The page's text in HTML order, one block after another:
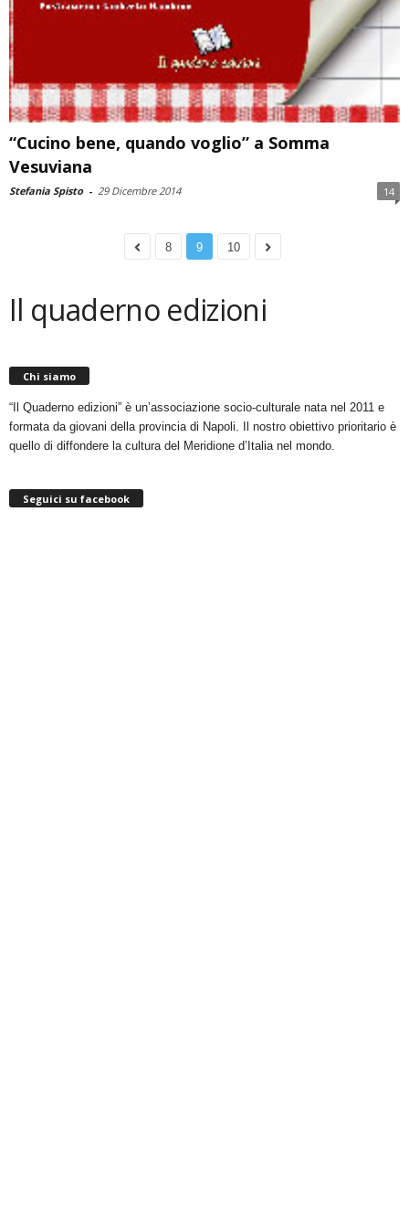
“Cucino bene, quando voglio” a Somma
Vesuviana
Stefania Spisto - 29 Dicembre 2014 14
8 9 10
Il quaderno edizioni
Chi siamo
“Il Quaderno edizioni” è un’associazione socio-culturale nata nel 2011 e
formata da giovani della provincia di Napoli. Il nostro obiettivo prioritario è
quello di diffondere la cultura del Meridione d’Italia nel mondo.
Seguici su facebook